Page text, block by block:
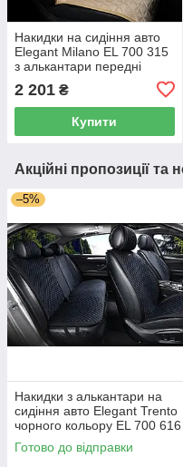
Накидки на сидіння авто
Elegant Milano EL 700 315
з алькантари передні
2 201 ₴
Купити
Акційні пропозиції та
–5%
Накидки з алькантари на
сидіння авто Elegant Trento
чорного кольору EL 700 616
Готово до відправки